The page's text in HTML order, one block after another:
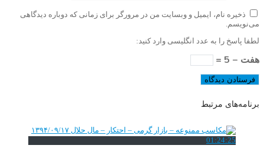
ذخیره نام، ایمیل و وبسایت من در مرورگر برای زمانی که دوباره دیدگاهی
می‌نویسم.
لطفا پاسخ را به عدد انگلیسی وارد کنید:
هفت − 5 =
برنامه‌های مرتبط
01:24:25